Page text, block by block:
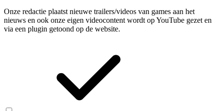
Onze redactie plaatst nieuwe trailers/videos van games aan het
nieuws en ook onze eigen videocontent wordt op YouTube gezet en
via een plugin getoond op de website.